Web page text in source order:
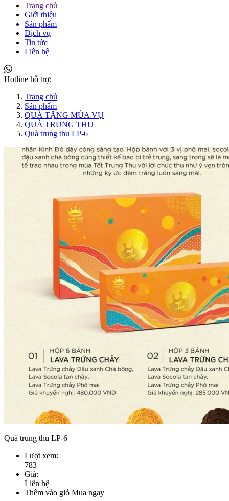
Trang chủ
Giới thiệu
Sản phẩm
Dịch vụ
Tin tức
Liên hệ
Hotline hỗ trợ:
Trang chủ
Sản phẩm
QUÀ TẶNG MÙA VỤ
QUÀ TRUNG THU
Quà trung thu LP-6
Quà trung thu LP-6
Lượt xem:
783
Giá:
Liên hệ
Thêm vào giỏ Mua ngay